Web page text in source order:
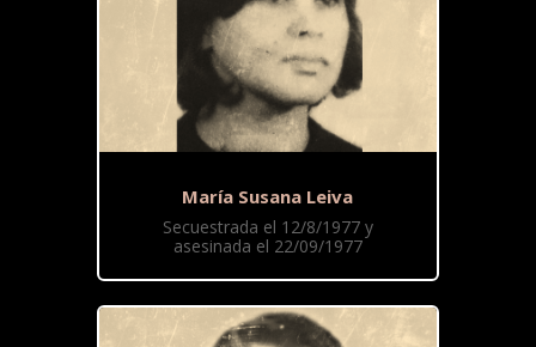
María Susana Leiva
Secuestrada el 12/8/1977 y
asesinada el 22/09/1977